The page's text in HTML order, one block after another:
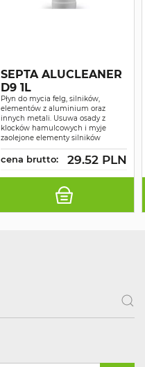
SEPTA ALUCLEANER
D9 1L
Płyn do mycia felg, silników,
elementów z aluminium oraz
innych metali. Usuwa osady z
klocków hamulcowych i myje
zaolejone elementy silników
cena brutto: 29.52 PLN